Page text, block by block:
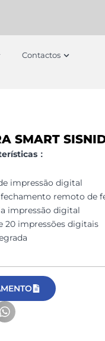
Serviços
Contactos Open
SMART
：
impressão digital
remoto de
impressão digital
20 impressões digitais